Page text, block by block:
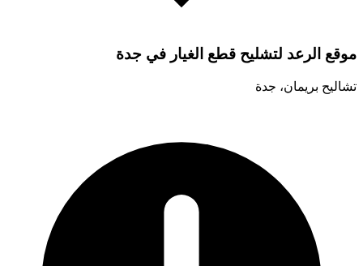
موقع الرعد لتشليح قطع الغيار في جدة
تشاليح بريمان، جدة